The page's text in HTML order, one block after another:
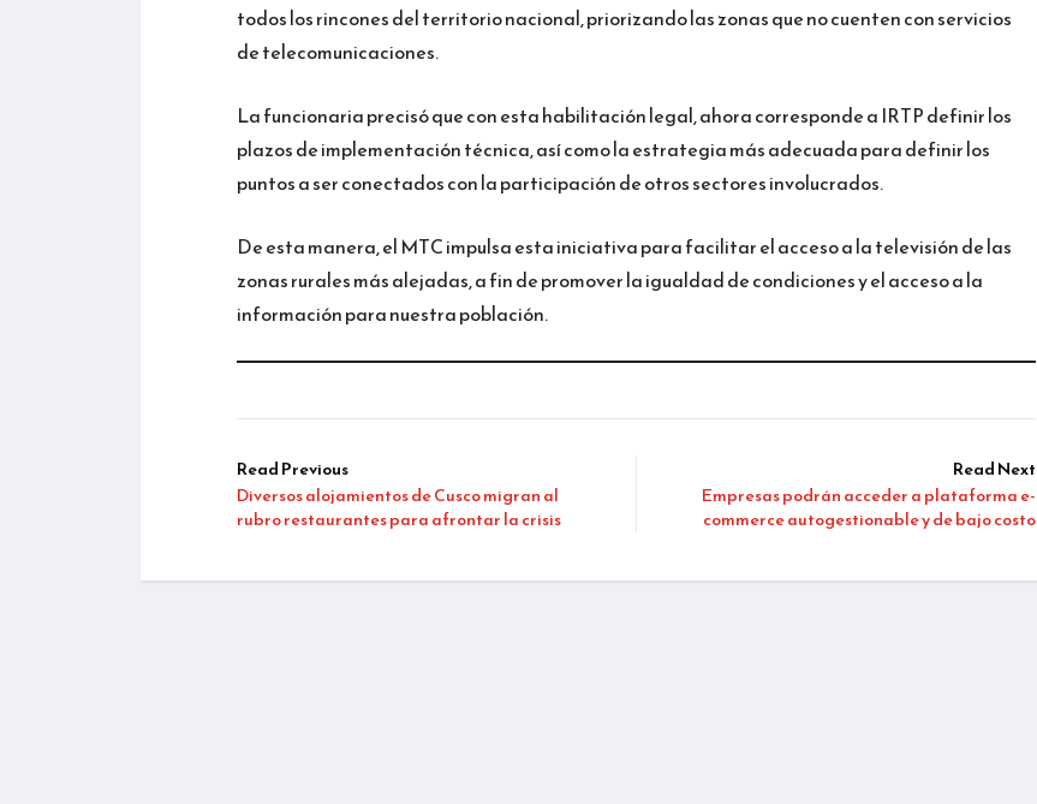
todos los rincones del territorio nacional, priorizando las zonas que no cuenten con servicios
de telecomunicaciones.
La funcionaria precisó que con esta habilitación legal, ahora corresponde a IRTP definir los
plazos de implementación técnica, así como la estrategia más adecuada para definir los
puntos a ser conectados con la participación de otros sectores involucrados.
De esta manera, el MTC impulsa esta iniciativa para facilitar el acceso a la televisión de las
zonas rurales más alejadas, a fin de promover la igualdad de condiciones y el acceso a la
información para nuestra población.
Read Previous
Diversos alojamientos de Cusco migran al
rubro restaurantes para afrontar la crisis
Read Next
Empresas podrán acceder a plataforma e-
commerce autogestionable y de bajo costo